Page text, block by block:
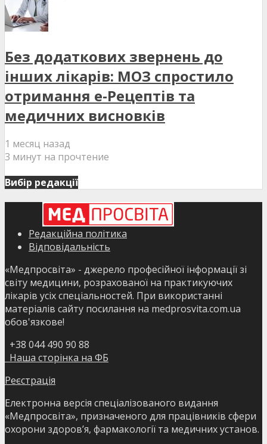
Без додаткових звернень до
інших лікарів: МОЗ спростило
отримання е-Рецептів та
медичних висновків
1 месяц назад
3 минут на прочтение
Вибір редакції
Редакційна політика
Відповідальність
«Медпросвіта» - джерело професійної інформації зі
світу медицини, розрахованої на практикуючих
лікарів усіх спеціальностей. При використанні
матеріалів сайту посилання на medprosvita.com.ua
обов'язкове!
+38 044 490 90 88
Наша сторінка на ФБ
Реєстрація
Електронна версія спеціалізованого видання
«Медпросвіта», призначеного для працівників сфери
охорони здоров’я, фармакології та медичних установ.